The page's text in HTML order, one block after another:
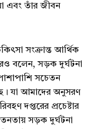
এবং তাঁর জীবন
সংক্রান্ত আর্থিক
বলেন, সড়ক দুর্ঘটনা
সচেতন
যা আমাদের অনুসরণ
দপ্তরের প্রচেষ্টার
সড়ক দুর্ঘটনা